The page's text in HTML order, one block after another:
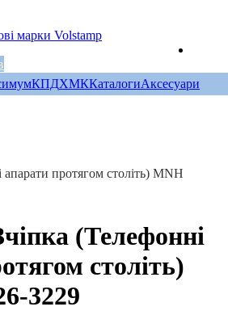
КПДХМККаталогиАксесуари
протягом століть) MNH
(Телефонні
століть)
3229